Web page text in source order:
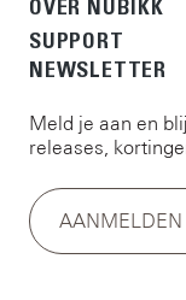
OVER NUBIKK
SUPPORT
NEWSLETTER
Meld je aan en
releases,
AANMELDEN